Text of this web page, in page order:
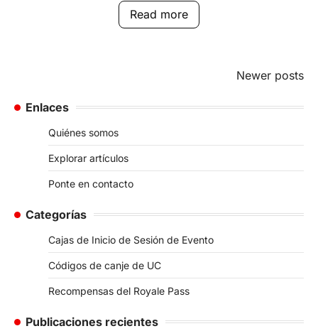
Read more
navigation
Newer posts
Enlaces
Quiénes somos
Explorar artículos
Ponte en contacto
Categorías
Cajas de Inicio de Sesión de Evento
Códigos de canje de UC
Recompensas del Royale Pass
Publicaciones recientes